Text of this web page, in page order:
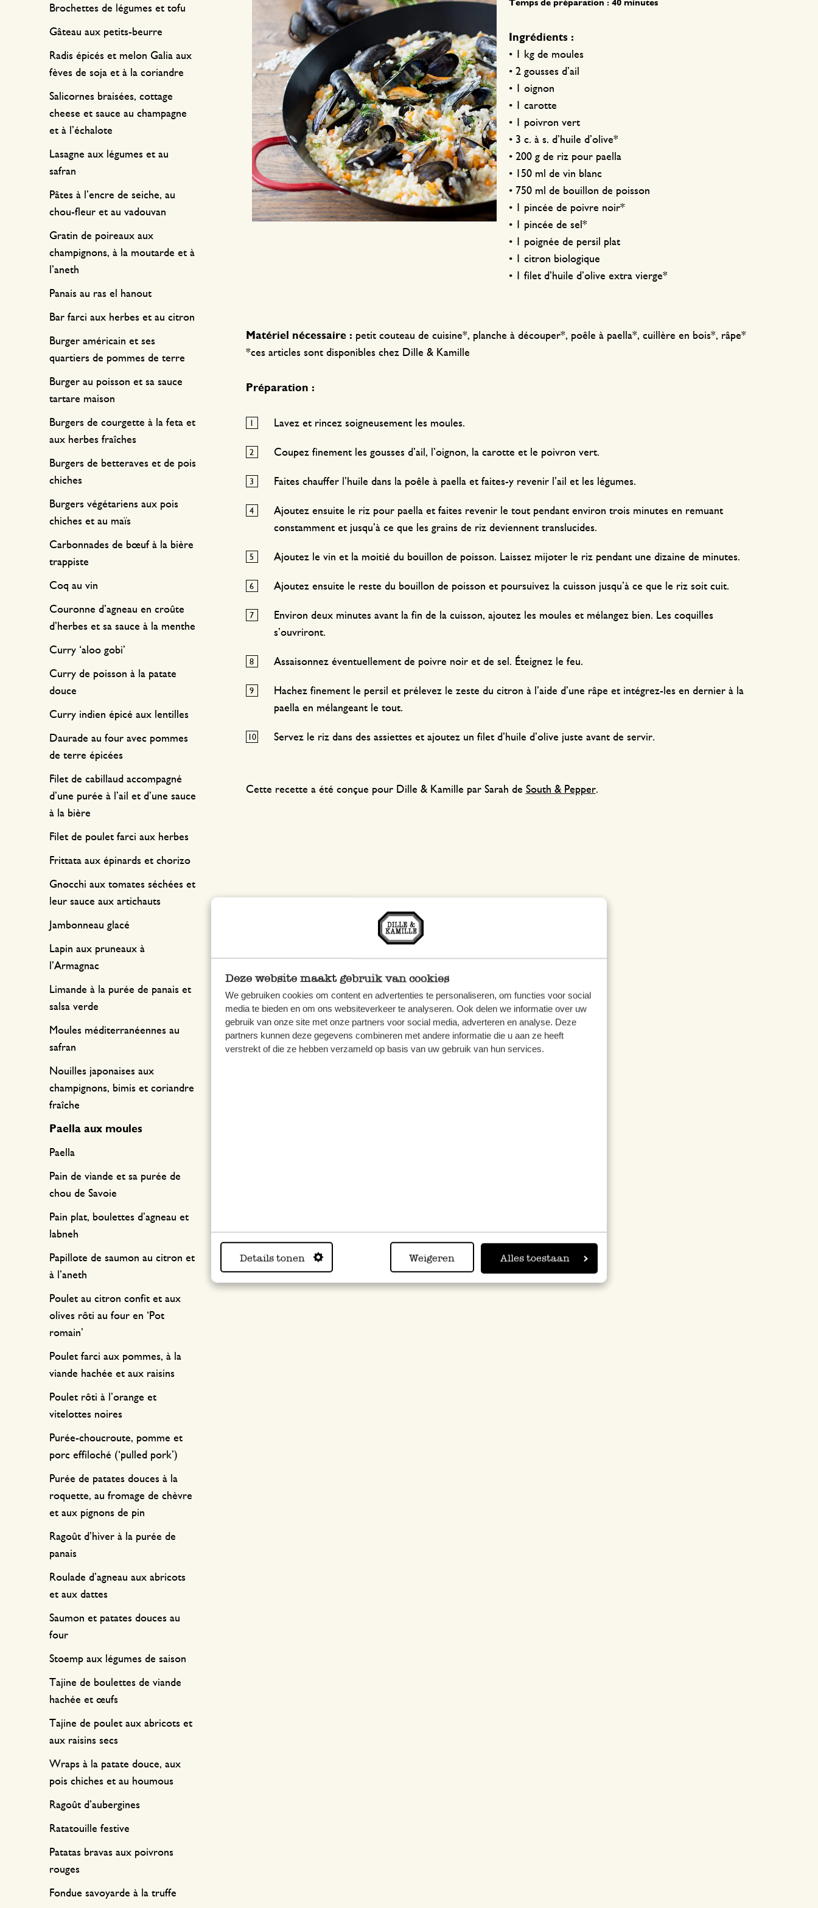
Deze website maakt gebruik van cookies
We gebruiken cookies om content en advertenties te personaliseren, om functies voor social
media te bieden en om ons websiteverkeer te analyseren. Ook delen we informatie over uw
gebruik van onze site met onze partners voor social media, adverteren en analyse. Deze
partners kunnen deze gegevens combineren met andere informatie die u aan ze heeft
verstrekt of die ze hebben verzameld op basis van uw gebruik van hun services.
Details tonen Weigeren Alles toestaan
Linge de table
Accessoires pour le thé
Accessoires café
Couverts
Cuisines du monde
Bougeoirs
Paniers
Papeterie & loisirs
Sacs & cabas
Temps de préparation : 40 minutes
Ingrédients :
• 1 kg de moules
• 2 gousses d’ail
• 1 oignon
• 1 carotte
• 1 poivron vert
• 3 c. à s. d’huile d’olive*
• 200 g de riz pour paella
• 150 ml de vin blanc
• 750 ml de bouillon de poisson
• 1 pincée de poivre noir*
• 1 pincée de sel*
• 1 poignée de persil plat
• 1 citron biologique
• 1 filet d’huile d’olive extra vierge*
Matériel nécessaire : petit couteau de cuisine*, planche à découper*, poêle à paella*, cuillère en bois*, râpe*
*ces articles sont disponibles chez Dille & Kamille
Préparation :
Lavez et rincez soigneusement les moules.
Coupez finement les gousses d’ail, l’oignon, la carotte et le poivron vert.
Faites chauffer l’huile dans la poêle à paella et faites-y revenir l’ail et les légumes.
Ajoutez ensuite le riz pour paella et faites revenir le tout pendant environ trois minutes en remuant
constamment et jusqu’à ce que les grains de riz deviennent translucides.
Ajoutez le vin et la moitié du bouillon de poisson. Laissez mijoter le riz pendant une dizaine de minutes.
Ajoutez ensuite le reste du bouillon de poisson et poursuivez la cuisson jusqu’à ce que le riz soit cuit.
Environ deux minutes avant la fin de la cuisson, ajoutez les moules et mélangez bien. Les coquilles
s’ouvriront.
Assaisonnez éventuellement de poivre noir et de sel. Éteignez le feu.
Hachez finement le persil et prélevez le zeste du citron à l’aide d’une râpe et intégrez-les en dernier à la
paella en mélangeant le tout.
Servez le riz dans des assiettes et ajoutez un filet d’huile d’olive juste avant de servir.
Cette recette a été conçue pour Dille & Kamille par Sarah de South & Pepper.
Brochettes de légumes et tofu
Gâteau aux petits-beurre
Radis épicés et melon Galia aux
fèves de soja et à la coriandre
Salicornes braisées, cottage
cheese et sauce au champagne
et à l’échalote
Lasagne aux légumes et au
safran
Pâtes à l’encre de seiche, au
chou-fleur et au vadouvan
Gratin de poireaux aux
champignons, à la moutarde et à
l’aneth
Panais au ras el hanout
Bar farci aux herbes et au citron
Burger américain et ses
quartiers de pommes de terre
Burger au poisson et sa sauce
tartare maison
Burgers de courgette à la feta et
aux herbes fraîches
Burgers de betteraves et de pois
chiches
Burgers végétariens aux pois
chiches et au maïs
Carbonnades de bœuf à la bière
trappiste
Coq au vin
Couronne d’agneau en croûte
d’herbes et sa sauce à la menthe
Curry ‘aloo gobi’
Curry de poisson à la patate
douce
Curry indien épicé aux lentilles
Daurade au four avec pommes
de terre épicées
Filet de cabillaud accompagné
d’une purée à l’ail et d’une sauce
à la bière
Filet de poulet farci aux herbes
Frittata aux épinards et chorizo
Gnocchi aux tomates séchées et
leur sauce aux artichauts
Jambonneau glacé
Lapin aux pruneaux à
l’Armagnac
Limande à la purée de panais et
salsa verde
Moules méditerranéennes au
safran
Nouilles japonaises aux
champignons, bimis et coriandre
fraîche
Paella aux moules
Paella
Pain de viande et sa purée de
chou de Savoie
Pain plat, boulettes d’agneau et
labneh
Papillote de saumon au citron et
à l’aneth
Poulet au citron confit et aux
olives rôti au four en ‘Pot
romain’
Poulet farci aux pommes, à la
viande hachée et aux raisins
Poulet rôti à l’orange et
vitelottes noires
Purée-choucroute, pomme et
porc effiloché (‘pulled pork’)
Purée de patates douces à la
roquette, au fromage de chèvre
et aux pignons de pin
Ragoût d’hiver à la purée de
panais
Roulade d’agneau aux abricots
et aux dattes
Saumon et patates douces au
four
Stoemp aux légumes de saison
Tajine de boulettes de viande
hachée et œufs
Tajine de poulet aux abricots et
aux raisins secs
Wraps à la patate douce, aux
pois chiches et au houmous
Ragoût d’aubergines
Ratatouille festive
Patatas bravas aux poivrons
rouges
Fondue savoyarde à la truffe